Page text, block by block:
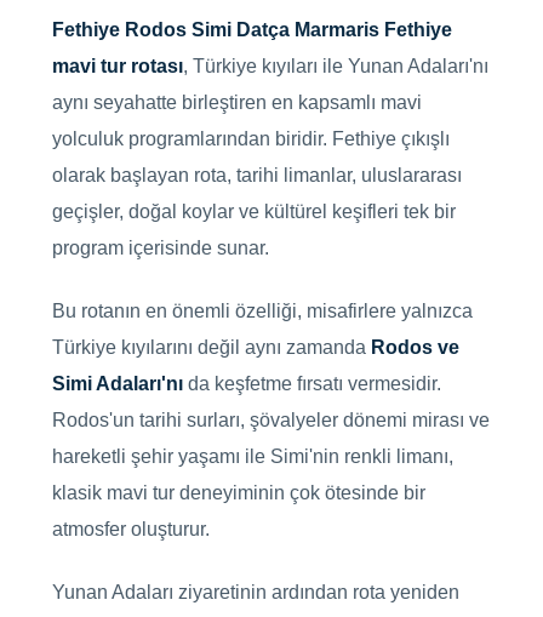
Fethiye Rodos Simi Datça Marmaris Fethiye
mavi tur rotası, Türkiye kıyıları ile Yunan Adaları'nı
aynı seyahatte birleştiren en kapsamlı mavi
yolculuk programlarından biridir. Fethiye çıkışlı
olarak başlayan rota, tarihi limanlar, uluslararası
geçişler, doğal koylar ve kültürel keşifleri tek bir
program içerisinde sunar.
Bu rotanın en önemli özelliği, misafirlere yalnızca
Türkiye kıyılarını değil aynı zamanda Rodos ve
Simi Adaları'nı da keşfetme fırsatı vermesidir.
Rodos'un tarihi surları, şövalyeler dönemi mirası ve
hareketli şehir yaşamı ile Simi'nin renkli limanı,
klasik mavi tur deneyiminin çok ötesinde bir
atmosfer oluşturur.
Yunan Adaları ziyaretinin ardından rota yeniden